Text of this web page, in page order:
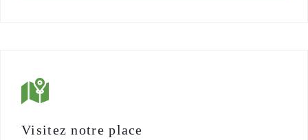
Visitez notre place